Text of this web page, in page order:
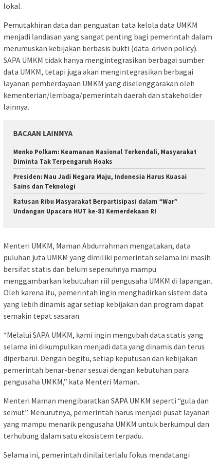
lokal.
Pemutakhiran data dan penguatan tata kelola data UMKM
menjadi landasan yang sangat penting bagi pemerintah dalam
merumuskan kebijakan berbasis bukti (data-driven policy).
SAPA UMKM tidak hanya mengintegrasikan berbagai sumber
data UMKM, tetapi juga akan mengintegrasikan berbagai
layanan pemberdayaan UMKM yang diselenggarakan oleh
kementerian/lembaga/pemerintah daerah dan stakeholder
lainnya.
BACAAN LAINNYA
Menko Polkam: Keamanan Nasional Terkendali, Masyarakat
Diminta Tak Terpengaruh Hoaks
Presiden: Mau Jadi Negara Maju, Indonesia Harus Kuasai
Sains dan Teknologi
Ratusan Ribu Masyarakat Berpartisipasi dalam “War”
Undangan Upacara HUT ke-81 Kemerdekaan RI
Menteri UMKM, Maman Abdurrahman mengatakan, data
puluhan juta UMKM yang dimiliki pemerintah selama ini masih
bersifat statis dan belum sepenuhnya mampu
menggambarkan kebutuhan riil pengusaha UMKM di lapangan.
Oleh karena itu, pemerintah ingin menghadirkan sistem data
yang lebih dinamis agar setiap kebijakan dan program dapat
semakin tepat sasaran.
“Melalui SAPA UMKM, kami ingin mengubah data statis yang
selama ini dikumpulkan menjadi data yang dinamis dan terus
diperbarui. Dengan begitu, setiap keputusan dan kebijakan
pemerintah benar-benar sesuai dengan kebutuhan para
pengusaha UMKM,” kata Menteri Maman.
Menteri Maman mengibaratkan SAPA UMKM seperti “gula dan
semut”. Menurutnya, pemerintah harus menjadi pusat layanan
yang mampu menarik pengusaha UMKM untuk berkumpul dan
terhubung dalam satu ekosistem terpadu.
Selama ini, pemerintah dinilai terlalu fokus mendatangi